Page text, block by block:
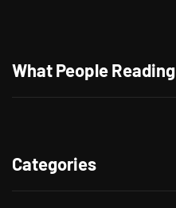
What People Reading
Categories